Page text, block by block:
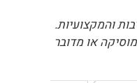
והמקצועיות.
או מדובר